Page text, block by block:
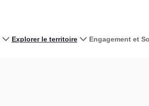
Explorer le territoire Engagement et